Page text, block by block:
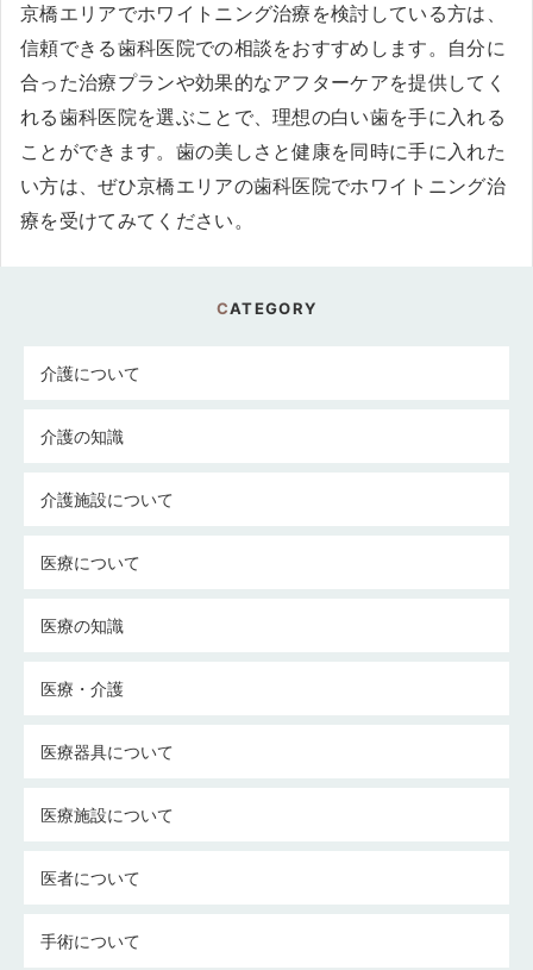
京橋エリアでホワイトニング治療を検討している方は、
信頼できる歯科医院での相談をおすすめします。自分に
合った治療プランや効果的なアフターケアを提供してく
れる歯科医院を選ぶことで、理想の白い歯を手に入れる
ことができます。歯の美しさと健康を同時に手に入れた
い方は、ぜひ京橋エリアの歯科医院でホワイトニング治
療を受けてみてください。
CATEGORY
介護について
介護の知識
介護施設について
医療について
医療の知識
医療・介護
医療器具について
医療施設について
医者について
手術について